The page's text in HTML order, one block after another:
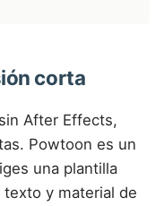
corta
After Effects,
Powtoon es un
una plantilla
texto y material de